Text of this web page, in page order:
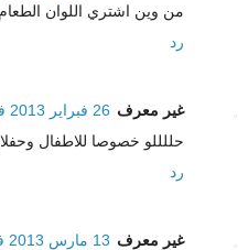
من وين اشتري اللوان الطعام
رد
غير معرف 26 فبراير 2013 في 11:05 م
حللللو خصوصا للاطفال
رد
غير معرف 13 مارس 2013 في 1:53 ص